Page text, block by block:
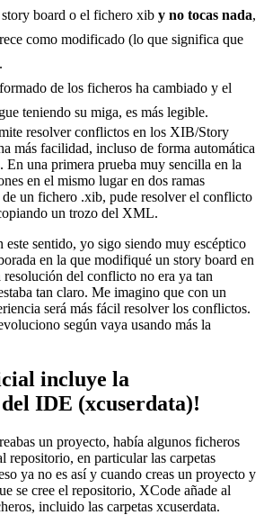
story board o el fichero xib y no tocas nada,
como modificado (lo que significa que
de los ficheros ha cambiado y el
teniendo su miga, es más legible.
resolver conflictos en los XIB/Story
más facilidad, incluso de forma automática
En una primera prueba muy sencilla en la
en el mismo lugar en dos ramas
de un fichero .xib, pude resolver el conflicto
un trozo del XML.
este sentido, yo sigo siendo muy escéptico
en la que modifiqué un story board en
resolución del conflicto no era ya tan
tan claro. Me imagino que con un
será más fácil resolver los conflictos.
según vaya usando más la
incluye la
IDE (xcuserdata)!
un proyecto, había algunos ficheros
repositorio, en particular las carpetas
ya no es así y cuando creas un proyecto y
se cree el repositorio, XCode añade al
incluido las carpetas xcuserdata.